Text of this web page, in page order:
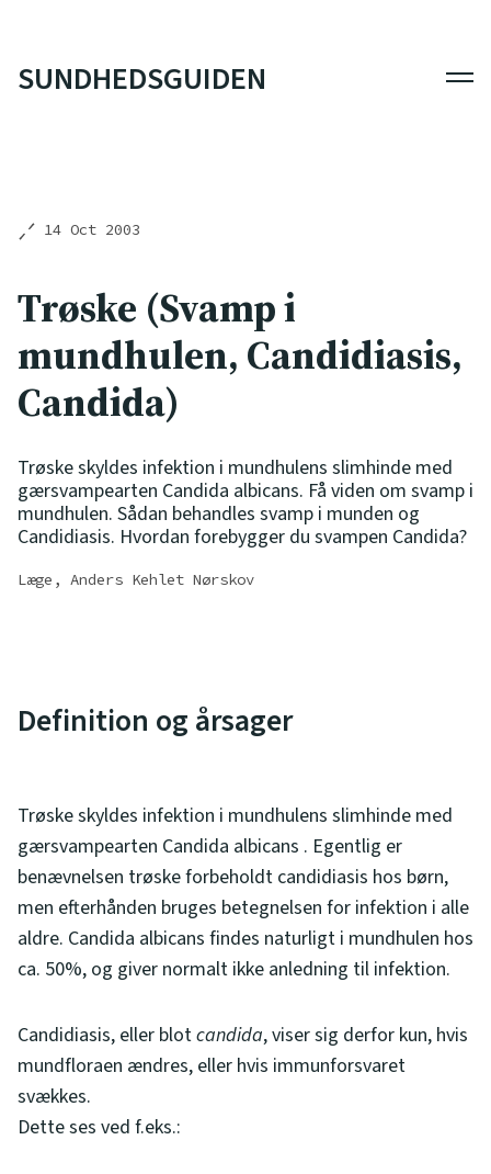
SUNDHEDSGUIDEN
14 Oct 2003
Trøske (Svamp i
mundhulen, Candidiasis,
Candida)
Trøske skyldes infektion i mundhulens slimhinde med
gærsvampearten Candida albicans. Få viden om svamp i
mundhulen. Sådan behandles svamp i munden og
Candidiasis. Hvordan forebygger du svampen Candida?
Læge, Anders Kehlet Nørskov
Definition og årsager
Trøske skyldes infektion i mundhulens slimhinde med
gærsvampearten Candida albicans . Egentlig er
benævnelsen trøske forbeholdt candidiasis hos børn,
men efterhånden bruges betegnelsen for infektion i alle
aldre. Candida albicans findes naturligt i mundhulen hos
ca. 50%, og giver normalt ikke anledning til infektion.
Candidiasis, eller blotcandida, viser sig derfor kun, hvis
mundfloraen ændres, eller hvis immunforsvaret
svækkes.
Dette ses ved f.eks.: